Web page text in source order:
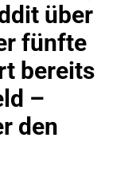
über
fünfte
bereits
–
den